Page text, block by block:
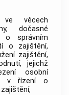
věcech
dočasné
o správním
o zajištění,
zajištění,
jejichž
osobní
v řízení o